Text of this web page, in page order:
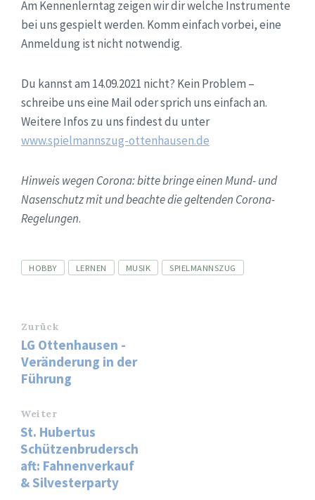
Am Kennenlerntag zeigen wir dir welche Instrumente
bei uns gespielt werden. Komm einfach vorbei, eine
Anmeldung ist nicht notwendig.
Du kannst am 14.09.2021 nicht? Kein Problem –
schreibe uns eine Mail oder sprich uns einfach an.
Weitere Infos zu uns findest du unter
www.spielmannszug-ottenhausen.de
Hinweis wegen Corona: bitte bringe einen Mund- und
Nasenschutz mit und beachte die geltenden Corona-
Regelungen.
Tags
HOBBY LERNEN MUSIK SPIELMANNSZUG
Zurück
LG Ottenhausen -
Veränderung in der
Führung
Weiter
St. Hubertus
Schützenbrudersch
aft: Fahnenverkauf
& Silvesterparty